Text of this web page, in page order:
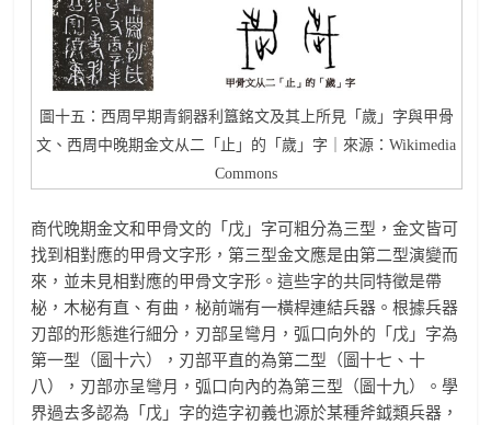
圖十五：西周早期青銅器利簋銘文及其上所見「歲」字與甲骨
文、西周中晚期金文从二「止」的「歲」字｜來源：Wikimedia
Commons
商代晚期金文和甲骨文的「戊」字可粗分為三型，金文皆可
找到相對應的甲骨文字形，第三型金文應是由第二型演變而
來，並未見相對應的甲骨文字形。這些字的共同特徵是帶
柲，木柲有直、有曲，柲前端有一橫桿連結兵器。根據兵器
刃部的形態進行細分，刃部呈彎月，弧口向外的「戊」字為
第一型（圖十六），刃部平直的為第二型（圖十七、十
八），刃部亦呈彎月，弧口向內的為第三型（圖十九）。學
界過去多認為「戊」字的造字初義也源於某種斧鉞類兵器，